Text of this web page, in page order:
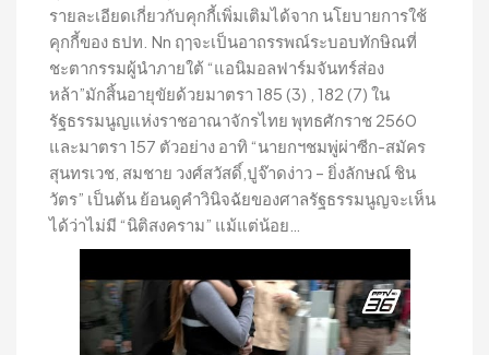
รายละเอียดเกี่ยวกับคุกกี้เพิ่มเติมได้จาก นโยบายการใช้
คุกกี้ของ ธปท. Nn ฤๅจะเป็นอาถรรพณ์ระบอบทักษิณที่
ชะตากรรมผู้นำภายใต้ “แอนิมอลฟาร์มจันทร์ส่อง
หล้า”มักสิ้นอายุขัยด้วยมาตรา 185 (3) , 182 (7) ใน
รัฐธรรมนูญแห่งราชอาณาจักรไทย พุทธศักราช 2560
และมาตรา 157 ตัวอย่าง อาทิ “นายกฯชมพู่ผ่าซีก-สมัคร
สุนทรเวช, สมชาย วงศ์สวัสดิ์,ปูจ๊าดง่าว – ยิ่งลักษณ์ ชิน
วัตร” เป็นต้น ย้อนดูคำวินิจฉัยของศาลรัฐธรรมนูญจะเห็น
ได้ว่าไม่มี “นิติสงคราม” แม้แต่น้อย…